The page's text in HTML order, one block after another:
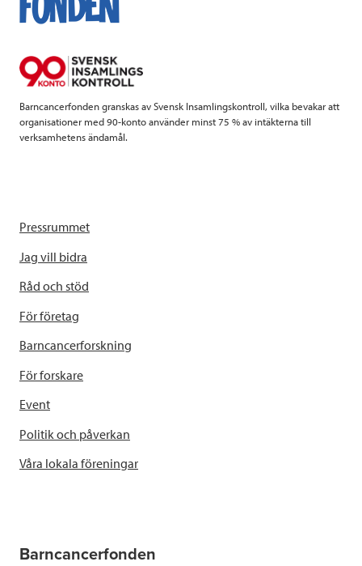
k
Barncancerfonden granskas av Svensk Insamlingskontroll, vilka bevakar att
organisationer med 90-konto använder minst 75 % av intäkterna till
verksamhetens ändamål.
Pressrummet
Jag vill bidra
Råd och stöd
För företag
Barncancerforskning
För forskare
Event
Politik och påverkan
Våra lokala föreningar
Barncancerfonden